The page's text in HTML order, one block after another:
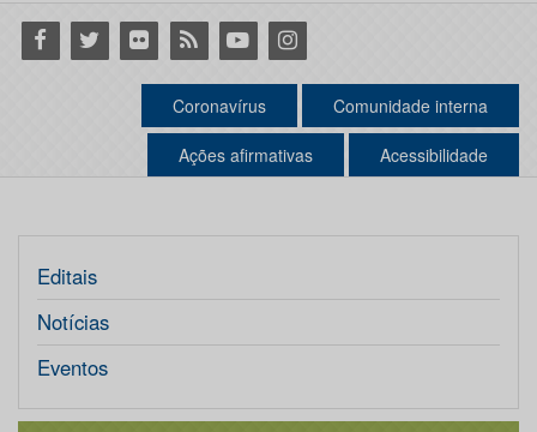
Facebook
Twitter Flickr RSS YoutubeInstagram
Coronavírus Comunidade interna
Ações afirmativas Acessibilidade
Editais
Notícias
Eventos